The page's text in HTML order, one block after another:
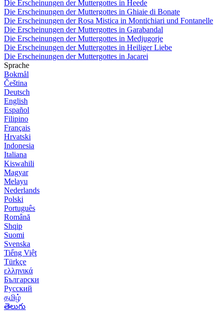
Die Erscheinungen der Muttergottes in Heede
Die Erscheinungen der Muttergottes in Ghiaie di Bonate
Die Erscheinungen der Rosa Mistica in Montichiari und Fontanelle
Die Erscheinungen der Muttergottes in Garabandal
Die Erscheinungen der Muttergottes in Medjugorje
Die Erscheinungen der Muttergottes in Heiliger Liebe
Die Erscheinungen der Muttergottes in Jacarei
Sprache
Bokmål
Čeština
Deutsch
English
Español
Filipino
Français
Hrvatski
Indonesia
Italiana
Kiswahili
Magyar
Melayu
Nederlands
Polski
Português
Română
Shqip
Suomi
Svenska
Tiếng Việt
Türkçe
ελληνικά
Български
Русский
தமிழ்
తెలుగు